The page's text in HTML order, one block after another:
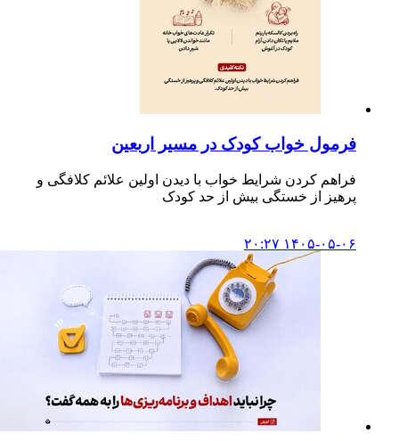
فرمول خواب کودک در مسیر اربعین
فراهم کردن شرایط خواب با دیدن اولین علائم کلافگی و
پرهیز از خستگی بیش از حد کودک
۱۴۰۵-۰۵-۰۶ ۲۰:۲۷